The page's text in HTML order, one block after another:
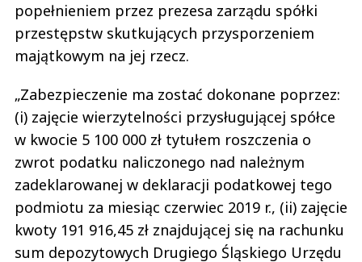
popełnieniem przez prezesa zarządu spółki
przestępstw skutkujących przysporzeniem
majątkowym na jej rzecz.
„Zabezpieczenie ma zostać dokonane poprzez:
(i) zajęcie wierzytelności przysługującej spółce
w kwocie 5 100 000 zł tytułem roszczenia o
zwrot podatku naliczonego nad należnym
zadeklarowanej w deklaracji podatkowej tego
podmiotu za miesiąc czerwiec 2019 r., (ii) zajęcie
kwoty 191 916,45 zł znajdującej się na rachunku
sum depozytowych Drugiego Śląskiego Urzędu